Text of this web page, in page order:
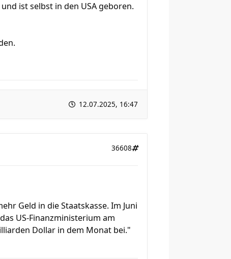
ist selbst in den USA geboren.
12.07.2025, 16:47
36608
Geld in die Staatskasse. Im Juni
US-Finanzministerium am
Dollar in dem Monat bei."